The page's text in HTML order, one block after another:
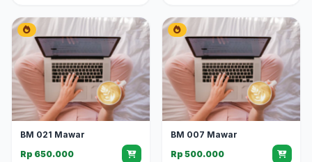
BM 021 Mawar
Rp 650.000
BM 007 Mawar
Rp 500.000